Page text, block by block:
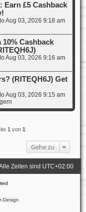
Earn £5 Cashback
Aug 03, 2026 9:18 am
10% Cashback
Aug 03, 2026 9:16 am
(RITEQH6J) Get
Aug 03, 2026 9:15 am
1 von1
Gehe zu
Zeiten sind UTC+02:00
Design